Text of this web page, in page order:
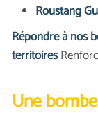
Roustang
Répondre à nos
territoires
Une